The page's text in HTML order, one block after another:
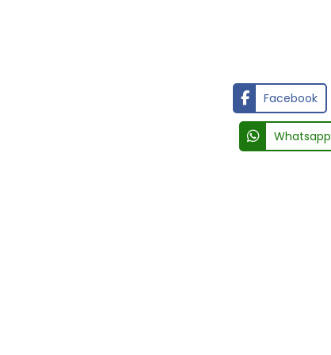
Facebook
Whatsapp